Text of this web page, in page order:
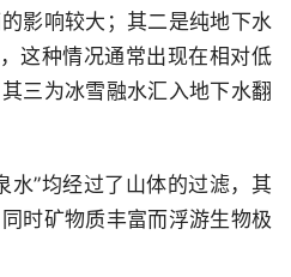
影响较大；其二是纯地下水
这种情况通常出现在相对低
三为冰雪融水汇入地下水翻
水”均经过了山体的过滤，其
时矿物质丰富而浮游生物极